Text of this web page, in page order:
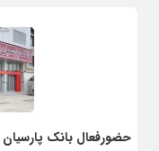
حضورفعال بانک